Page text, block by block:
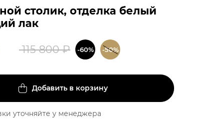
столик, отделка белый
лак
115 800₽ -60% -50%
Добавить в корзину
уточняйте у менеджера